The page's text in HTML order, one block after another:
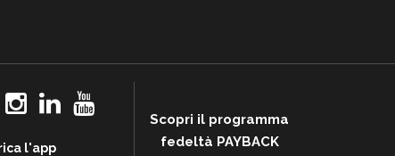
l'app
Scopri il programma
fedeltà PAYBACK